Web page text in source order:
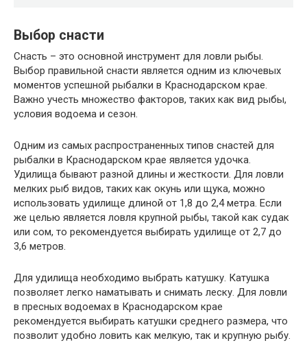
Выбор снасти
Снасть – это основной инструмент для ловли рыбы.
Выбор правильной снасти является одним из ключевых
моментов успешной рыбалки в Краснодарском крае.
Важно учесть множество факторов, таких как вид рыбы,
условия водоема и сезон.
Одним из самых распространенных типов снастей для
рыбалки в Краснодарском крае является удочка.
Удилища бывают разной длины и жесткости. Для ловли
мелких рыб видов, таких как окунь или щука, можно
использовать удилище длиной от 1,8 до 2,4 метра. Если
же целью является ловля крупной рыбы, такой как судак
или сом, то рекомендуется выбирать удилище от 2,7 до
3,6 метров.
Для удилища необходимо выбрать катушку. Катушка
позволяет легко наматывать и снимать леску. Для ловли
в пресных водоемах в Краснодарском крае
рекомендуется выбирать катушки среднего размера, что
позволит удобно ловить как мелкую, так и крупную рыбу.